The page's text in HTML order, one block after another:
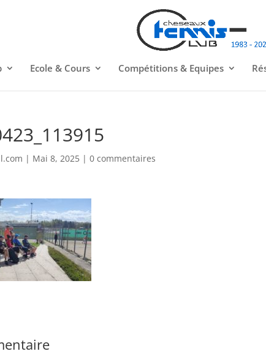
Ecole & Cours Compétitions & Equipes
| Mai 8, 2025 |0 commentaires